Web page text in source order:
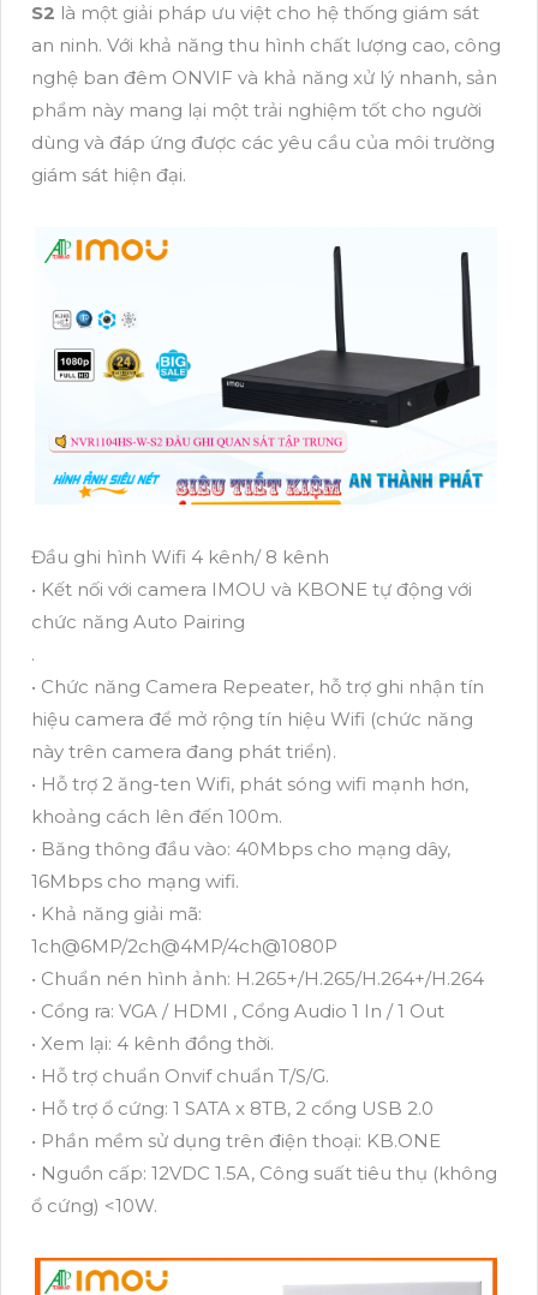
S2 là một giải pháp ưu việt cho hệ thống giám sát
an ninh. Với khả năng thu hình chất lượng cao, công
nghệ ban đêm ONVIF và khả năng xử lý nhanh, sản
phẩm này mang lại một trải nghiệm tốt cho người
dùng và đáp ứng được các yêu cầu của môi trường
giám sát hiện đại.
Đầu ghi hình Wifi 4 kênh/ 8 kênh
• Kết nối với camera IMOU và KBONE tự động với
chức năng Auto Pairing
.
• Chức năng Camera Repeater, hỗ trợ ghi nhận tín
hiệu camera để mở rộng tín hiệu Wifi (chức năng
này trên camera đang phát triển).
• Hỗ trợ 2 ăng-ten Wifi, phát sóng wifi mạnh hơn,
khoảng cách lên đến 100m.
• Băng thông đầu vào: 40Mbps cho mạng dây,
16Mbps cho mạng wifi.
• Khả năng giải mã:
1ch@6MP/2ch@4MP/4ch@1080P
• Chuẩn nén hình ảnh: H.265+/H.265/H.264+/H.264
• Cổng ra: VGA / HDMI , Cổng Audio 1 In / 1 Out
• Xem lại: 4 kênh đồng thời.
• Hỗ trợ chuẩn Onvif chuẩn T/S/G.
• Hỗ trợ ổ cứng: 1 SATA x 8TB, 2 cổng USB 2.0
• Phần mềm sử dụng trên điện thoại: KB.ONE
• Nguồn cấp: 12VDC 1.5A, Công suất tiêu thụ (không
ổ cứng) <10W.